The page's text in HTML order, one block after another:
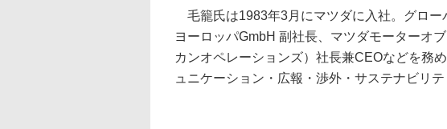
毛籠氏は1983年3月にマツダに入社。グロー
ヨーロッパGmbH 副社長、マツダモーターオ
カンオペレーションズ）社長兼CEOなどを務
ュニケーション・広報・渉外・サステナビリ